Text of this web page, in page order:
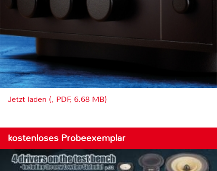
Jetzt laden (, PDF, 6.68 MB)
kostenloses Probeexemplar